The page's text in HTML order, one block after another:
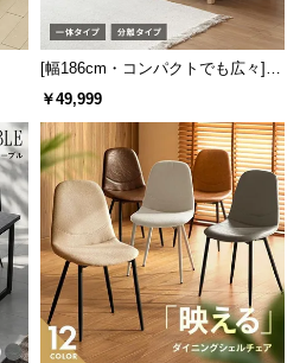
[幅186cm・コンパクトでも広々] 3
人掛けソファベッド リクライニン
￥49,999